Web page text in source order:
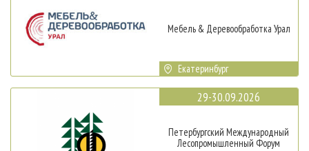
Мебель & Деревообработка Урал
Екатеринбург
29-30.09.2026
Петербургский Международный
Лесопромышленный Форум